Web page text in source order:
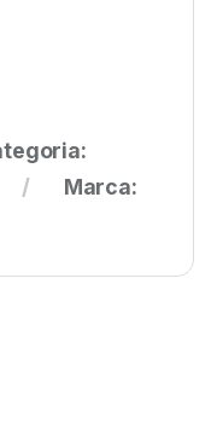
Marca: